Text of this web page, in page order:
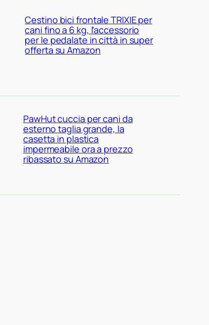
Cestino bici frontale TRIXIE per
cani fino a 6 kg, l’accessorio
per le pedalate in città in super
offerta su Amazon
PawHut cuccia per cani da
esterno taglia grande, la
casetta in plastica
impermeabile ora a prezzo
ribassato su Amazon